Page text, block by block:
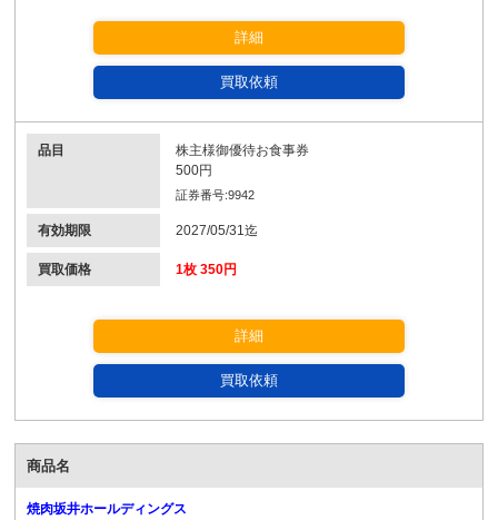
詳細
買取依頼
品目
株主様御優待お食事券
500円
証券番号:9942
有効期限 2027/05/31迄
買取価格 1枚 350円
詳細
買取依頼
商品名
焼肉坂井ホールディングス